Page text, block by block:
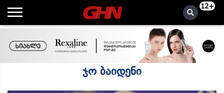
12+
ჯო ბაიდენი